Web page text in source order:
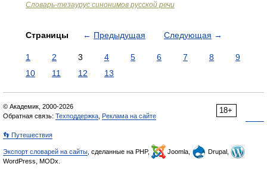
Словарь-тезаурус синонимов русской речи
Страницы ← Предыдущая Следующая →
1 2 3 4 5 6 7 8
9
10
11 12 13
18+
© Академик, 2000-2026
Обратная связь: Техподдержка Реклама на сайте
👣 Путешествия
Экспорт словарей на сайты , сделанные на PHP, Joomla,
Drupal,
WordPress, MODx.